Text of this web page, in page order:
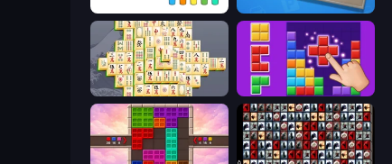
Cups - Water Sort Puzzle
Mahjong Online BlockBuster Puzzle